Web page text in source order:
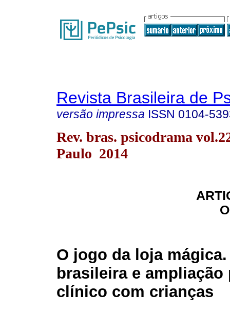
Revista Brasileira de
versão impressa ISSN 0104-
Rev. bras. psicodrama
Paulo 2014
O jogo da loja
brasileira e ampliação
clínico com crianças